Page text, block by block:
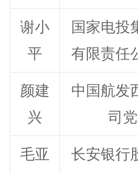
谢小
平
国家电投
有限责任
颜建
兴
中国航发
司
毛亚
长安银行